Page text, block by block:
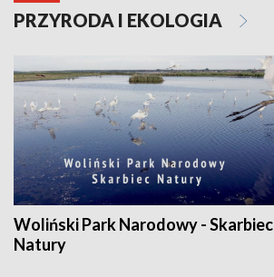
PRZYRODA I EKOLOGIA
Woliński Park Narodowy - Skarbiec
Natury